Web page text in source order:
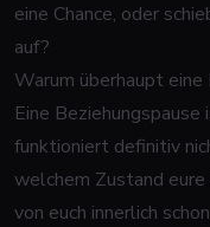
eine Chance, oder
auf?
Warum überhaupt eine
Eine
funktioniert definitiv
welchem Zustand
von euch innerlich